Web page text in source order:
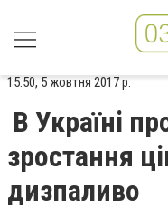
15:50, 5 жовтня 2017 р.
В Україні
зростання
дизпаливо